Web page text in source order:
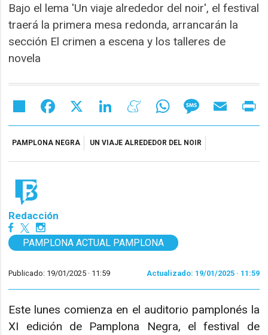
Bajo el lema 'Un viaje alrededor del noir', el festival
traerá la primera mesa redonda, arrancarán la
sección El crimen a escena y los talleres de
novela
Share Facebook LinkedIn MeneameWhatsAppMessageEmail
PAMPLONA NEGRA UN VIAJE ALREDEDOR DEL NOIR
Redacción
PAMPLONA ACTUAL PAMPLONA
Publicado: 19/01/2025 · 11:59 Actualizado: 19/01/2025 · 11:59
Este lunes comienza en el auditorio pamplonés la
XI edición de Pamplona Negra, el festival de